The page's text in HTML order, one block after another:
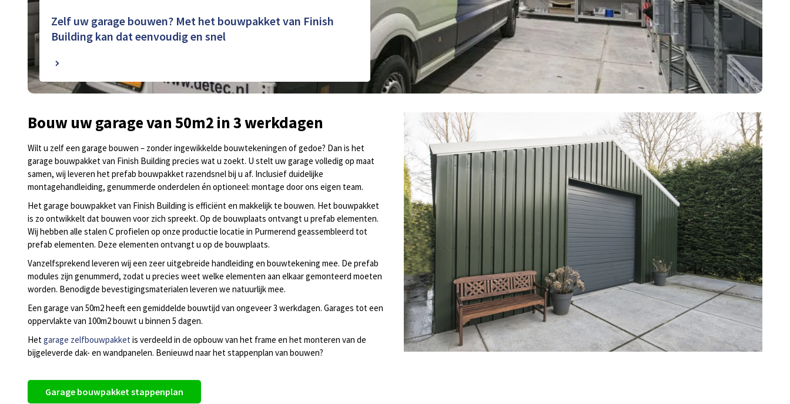
Zelf uw garage bouwen? Met het bouwpakket van Finish
Building kan dat eenvoudig en snel
Bouw uw garage van 50m2 in 3 werkdagen
Wilt u zelf een garage bouwen – zonder ingewikkelde bouwtekeningen of gedoe? Dan is het
garage bouwpakket van Finish Building precies wat u zoekt. U stelt uw garage volledig op maat
samen, wij leveren het prefab bouwpakket razendsnel bij u af. Inclusief duidelijke
montagehandleiding, genummerde onderdelen én optioneel: montage door ons eigen team.
Het garage bouwpakket van Finish Building is efficiënt en makkelijk te bouwen. Het bouwpakket
is zo ontwikkelt dat bouwen voor zich spreekt. Op de bouwplaats ontvangt u prefab elementen.
Wij hebben alle stalen C profielen op onze productie locatie in Purmerend geassembleerd tot
prefab elementen. Deze elementen ontvangt u op de bouwplaats.
Vanzelfsprekend leveren wij een zeer uitgebreide handleiding en bouwtekening mee. De prefab
modules zijn genummerd, zodat u precies weet welke elementen aan elkaar gemonteerd moeten
worden. Benodigde bevestigingsmaterialen leveren we natuurlijk mee.
Een garage van 50m2 heeft een gemiddelde bouwtijd van ongeveer 3 werkdagen. Garages tot een
oppervlakte van 100m2 bouwt u binnen 5 dagen.
Hetgarage zelfbouwpakket is verdeeld in de opbouw van het frame en het monteren van de
bijgeleverde dak- en wandpanelen. Benieuwd naar het stappenplan van bouwen?
Garage bouwpakket stappenplan